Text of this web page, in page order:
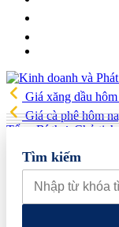
Giá xăng dầu
Giá cà phê hôm
Tổng Bí thư, Chủ tịch
New Zealand
quan đến lĩnh vực
vướng mắc, không
Tìm kiếm